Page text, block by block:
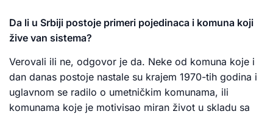
Da li u Srbiji postoje primeri pojedinaca i komuna koji
žive van sistema?
Verovali ili ne, odgovor je da. Neke od komuna koje i
dan danas postoje nastale su krajem 1970-tih godina i
uglavnom se radilo o umetničkim komunama, ili
komunama koje je motivisao miran život u skladu sa